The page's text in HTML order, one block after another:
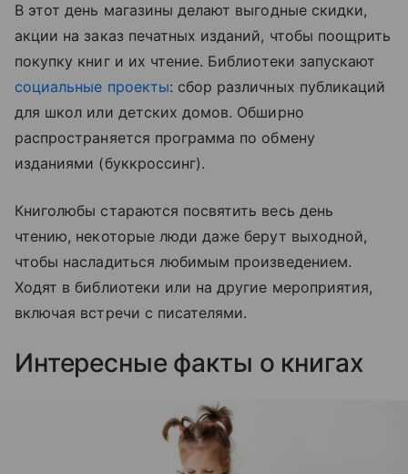
В этот день магазины делают выгодные скидки,
акции на заказ печатных изданий, чтобы поощрить
покупку книг и их чтение. Библиотеки запускают
социальные проекты: сбор различных публикаций
для школ или детских домов. Обширно
распространяется программа по обмену
изданиями (буккроссинг).
Книголюбы стараются посвятить весь день
чтению, некоторые люди даже берут выходной,
чтобы насладиться любимым произведением.
Ходят в библиотеки или на другие мероприятия,
включая встречи с писателями.
Интересные факты о книгах